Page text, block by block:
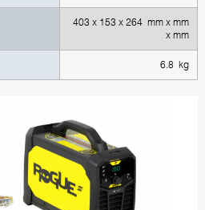
403 x 153 x 264 mm x mm
x mm
6.8 kg